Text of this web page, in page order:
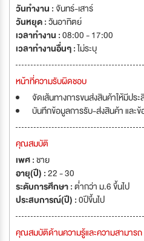
วันทำงาน :จันทร์-เสาร์
วันหยุด :วันอาทิตย์
เวลาทำงาน :08:00 - 17:00
เวลาทำงานอื่นๆ :ไม่ระบุ
หน้าที่ความรับผิดชอบ
จัดเส้นทางการขนส่งสินค้าให้มีปร
บันทึกข้อมูลการรับ-ส่งสินค้า และ
คุณสมบัติ
เพศ :ชาย
อายุ(ปี) :22 - 30
ระดับการศึกษา :ต่ำกว่า ม.6 ขึ้นไป
ประสบการณ์(ปี) :0ปีขึ้นไป
คุณสมบัติด้านความรู้และความสามารถ